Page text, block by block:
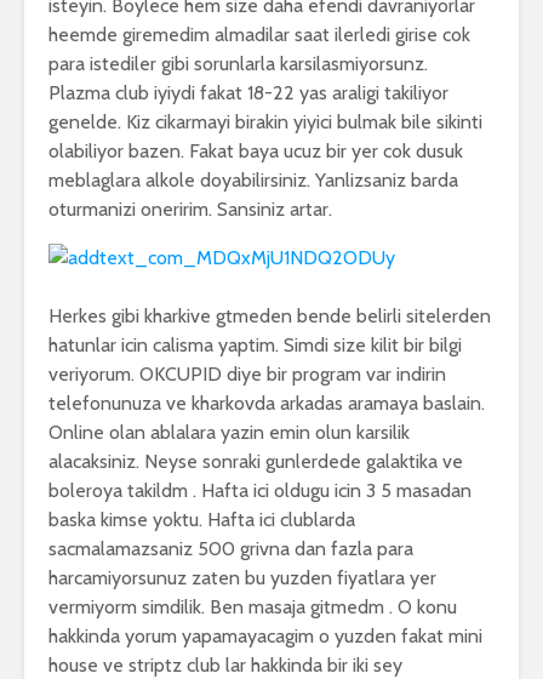
isteyin. Boylece hem size daha efendi davraniyorlar
heemde giremedim almadilar saat ilerledi girise cok
para istediler gibi sorunlarla karsilasmiyorsunz.
Plazma club iyiydi fakat 18-22 yas araligi takiliyor
genelde. Kiz cikarmayi birakin yiyici bulmak bile sikinti
olabiliyor bazen. Fakat baya ucuz bir yer cok dusuk
meblaglara alkole doyabilirsiniz. Yanlizsaniz barda
oturmanizi oneririm. Sansiniz artar.
Herkes gibi kharkive gtmeden bende belirli sitelerden
hatunlar icin calisma yaptim. Simdi size kilit bir bilgi
veriyorum. OKCUPID diye bir program var indirin
telefonunuza ve kharkovda arkadas aramaya baslain.
Online olan ablalara yazin emin olun karsilik
alacaksiniz. Neyse sonraki gunlerdede galaktika ve
boleroya takildm . Hafta ici oldugu icin 3 5 masadan
baska kimse yoktu. Hafta ici clublarda
sacmalamazsaniz 500 grivna dan fazla para
harcamiyorsunuz zaten bu yuzden fiyatlara yer
vermiyorm simdilik. Ben masaja gitmedm . O konu
hakkinda yorum yapamayacagim o yuzden fakat mini
house ve striptz club lar hakkinda bir iki sey